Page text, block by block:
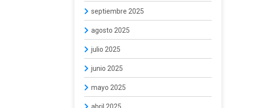
septiembre 2025
agosto 2025
julio 2025
junio 2025
mayo 2025